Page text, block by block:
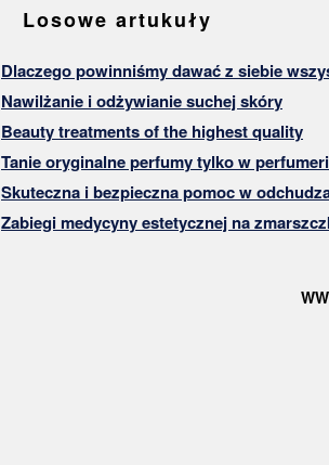
Losowe artukuły
Dlaczego powinniśmy dawać z siebie
Nawilżanie i odżywianie suchej skóry
Beauty treatments of the highest quality
Tanie oryginalne perfumy tylko w
Skuteczna i bezpieczna pomoc w
Zabiegi medycyny estetycznej na